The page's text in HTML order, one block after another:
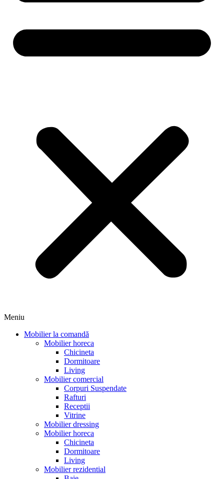
Meniu
Mobilier la comandă
Mobilier horeca
Chicineta
Dormitoare
Living
Mobilier comercial
Corpuri Suspendate
Rafturi
Receptii
Vitrine
Mobilier dressing
Mobilier horeca
Chicineta
Dormitoare
Living
Mobilier rezidential